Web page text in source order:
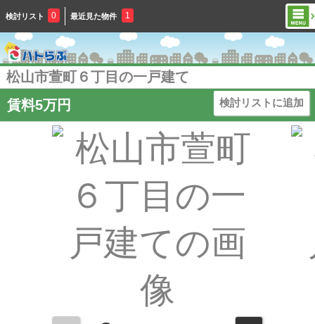
検討リスト 0 最近見た物件 1
松山市萱町６丁目の一戸建て
賃料5万円
検討リストに追加